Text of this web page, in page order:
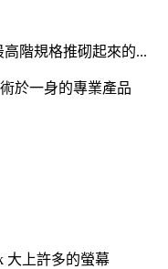
階規格推砌起來的...
於一身的專業產品
大上許多的螢幕